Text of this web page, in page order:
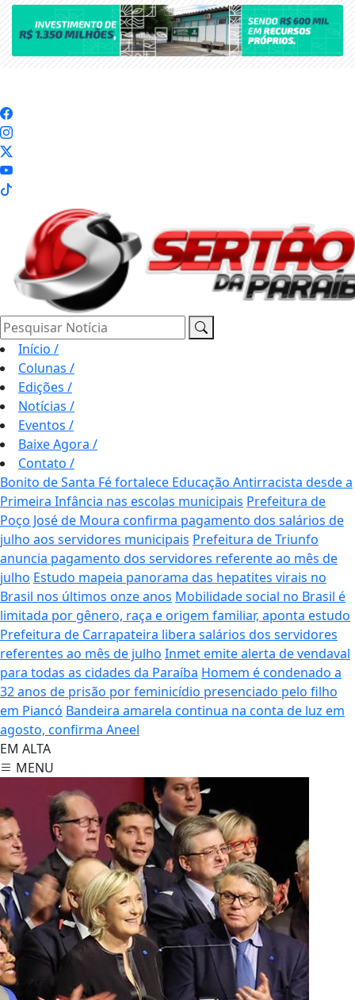
Pesquisar Notícia
Início /
Colunas /
Edições /
Notícias /
Eventos /
Baixe Agora /
Contato /
Bonito de Santa Fé fortalece Educação Antirracista desde a
Primeira Infância nas escolas municipais Prefeitura de
Poço José de Moura confirma pagamento dos salários de
julho aos servidores municipais Prefeitura de Triunfo
anuncia pagamento dos servidores referente ao mês de
julho Estudo mapeia panorama das hepatites virais no
Brasil nos últimos onze anos Mobilidade social no Brasil é
limitada por gênero, raça e origem familiar, aponta estudo
Prefeitura de Carrapateira libera salários dos servidores
referentes ao mês de julho Inmet emite alerta de vendaval
para todas as cidades da Paraíba Homem é condenado a
32 anos de prisão por feminicídio presenciado pelo filho
em Piancó Bandeira amarela continua na conta de luz em
agosto, confirma Aneel
EM ALTA
MENU